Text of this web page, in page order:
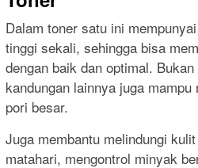
Dalam toner satu ini
tinggi sekali, sehingga bisa
dengan baik dan optimal.
kandungan lainnya juga
pori besar.
Juga membantu melindungi
matahari, mengontrol minyak